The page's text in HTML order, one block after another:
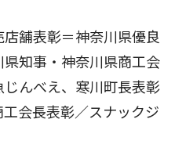
舗表彰＝神奈川県優良
知事・神奈川県商工会
んべえ、寒川町長表彰
会長表彰／スナックジ